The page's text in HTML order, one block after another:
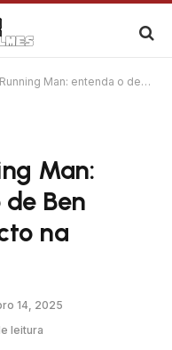
o destino de Ben Richards e o impacto na história
Man:
Ben
na
14, 2025
leitura